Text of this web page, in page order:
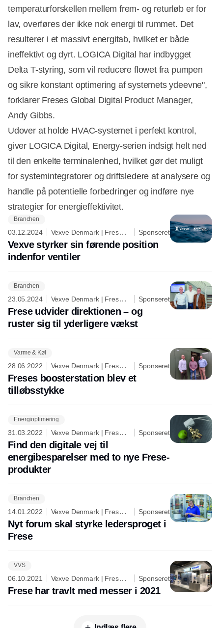
temperaturforskellen mellem frem- og returløb er for
lav, overføres der ikke nok energi til rummet. Det
resulterer i et massivt energitab, hvilket er både
ineffektivt og dyrt. LOGICA Digital har indbygget
Delta T-styring, som vil reducere flowet fra pumpen
og sikre konstant optimering af systemets ydeevne",
forklarer Freses Global Digital Product Manager,
Andy Gibbs.
Udover at holde HVAC-systemet i perfekt kontrol,
giver LOGICA Digital, Energy-serien indsigt helt ned
til den enkelte terminalenhed, hvilket gør det muligt
for systemintegratorer og driftsledere at analysere og
handle på potentielle forbedringer og indføre nye
strategier for energieffektivitet.
Branchen
03.12.2024
Vexve Denmark | Frese
A/S
Sponseret
Vexve styrker sin førende position
indenfor ventiler
Branchen
23.05.2024
Vexve Denmark | Frese
A/S
Sponseret
Frese udvider direktionen – og
ruster sig til yderligere vækst
Varme & Køl
28.06.2022
Vexve Denmark | Frese
A/S
Sponseret
Freses boosterstation blev et
tilløbsstykke
Energioptimering
31.03.2022
Vexve Denmark | Frese
A/S
Sponseret
Find den digitale vej til
energibesparelser med to nye Frese-
produkter
Branchen
14.01.2022
Vexve Denmark | Frese
A/S
Sponseret
Nyt forum skal styrke ledersproget i
Frese
VVS
06.10.2021
Vexve Denmark | Frese
A/S
Sponseret
Frese har travlt med messer i 2021